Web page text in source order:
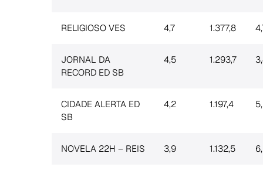
RELIGIOSO VES 4,7 1.377,8
JORNAL DA
RECORD ED SB
4,5 1.293,7
CIDADE ALERTA ED
SB
4,2 1.197,4
NOVELA 22H – REIS 3,9 1.132,5